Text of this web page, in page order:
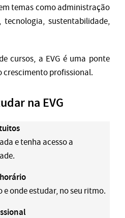
temas como administração
sustentabilidade,
cursos, a EVG é uma ponte
crescimento profissional.
na EVG
e tenha acesso a
e onde estudar, no seu ritmo.